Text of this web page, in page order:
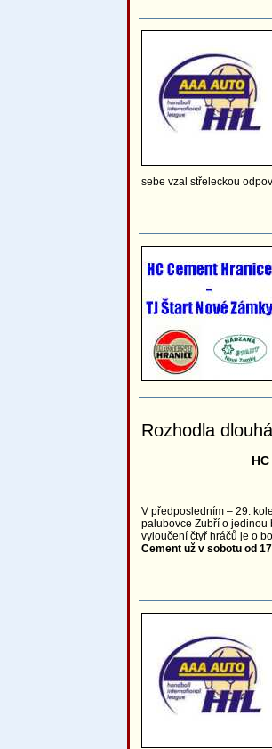
sebe vzal střeleckou
Rozhodla
V předposledním – 29.
palubovce Zubří o jedinou
vyloučení čtyř hráčů je o
Cement už v sobotu od